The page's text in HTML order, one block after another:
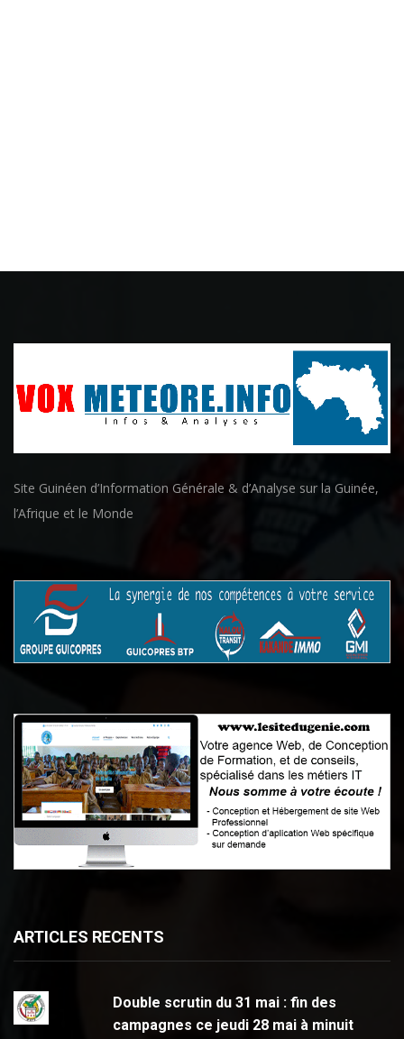
Site Guinéen d’Information Générale & d’Analyse sur la Guinée,
l’Afrique et le Monde
ARTICLES RECENTS
Double scrutin du 31 mai : fin des
campagnes ce jeudi 28 mai à minuit